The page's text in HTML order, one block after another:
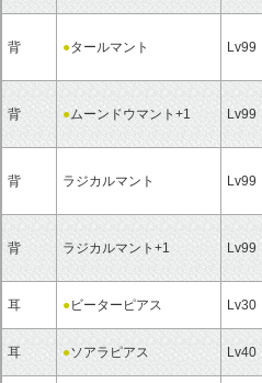
背 ●タールマント Lv99
背 ●ムーンドウマント+1 Lv99
背 ラジカルマント Lv99
背 ラジカルマント+1 Lv99
耳 ●ビーターピアス Lv30
耳 ●ソアラピアス Lv40